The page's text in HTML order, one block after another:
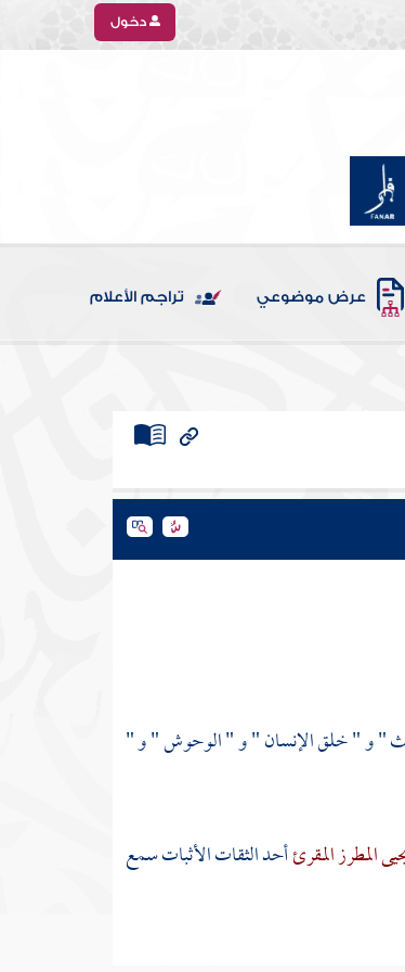
دخول
عرض موضوعي تراجم الأعلام
" و " خلق الإنسان " و " الوحوش " و "
المطرز المقرئأحد الثقات الأثبات سمع